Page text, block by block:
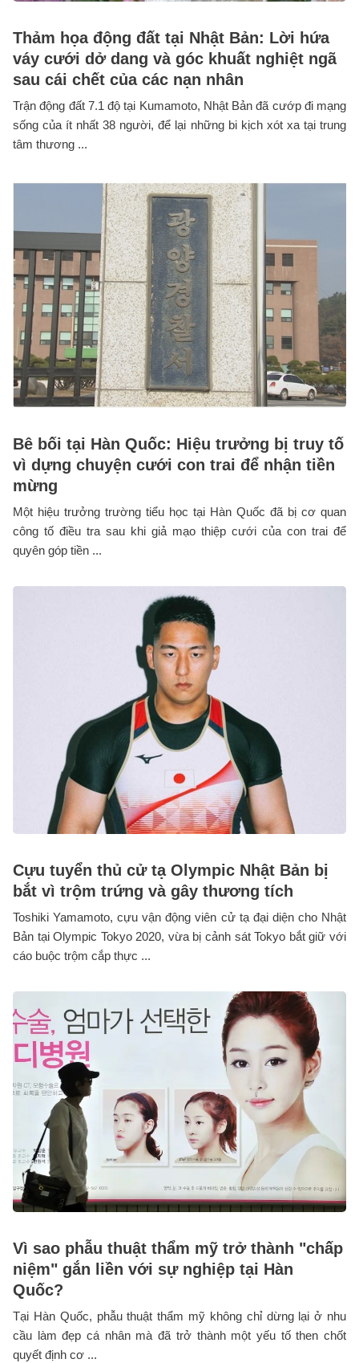
Thảm họa động đất tại Nhật Bản: Lời hứa
váy cưới dở dang và góc khuất nghiệt ngã
sau cái chết của các nạn nhân
Trận động đất 7.1 độ tại Kumamoto, Nhật Bản đã cướp đi mạng
sống của ít nhất 38 người, để lại những bi kịch xót xa tại trung
tâm thương ...
Bê bối tại Hàn Quốc: Hiệu trưởng bị truy tố
vì dựng chuyện cưới con trai để nhận tiền
mừng
Một hiệu trưởng trường tiểu học tại Hàn Quốc đã bị cơ quan
công tố điều tra sau khi giả mạo thiệp cưới của con trai để
quyên góp tiền ...
Cựu tuyển thủ cử tạ Olympic Nhật Bản bị
bắt vì trộm trứng và gây thương tích
Toshiki Yamamoto, cựu vận động viên cử tạ đại diện cho Nhật
Bản tại Olympic Tokyo 2020, vừa bị cảnh sát Tokyo bắt giữ với
cáo buộc trộm cắp thực ...
Vì sao phẫu thuật thẩm mỹ trở thành "chấp
niệm" gắn liền với sự nghiệp tại Hàn
Quốc?
Tại Hàn Quốc, phẫu thuật thẩm mỹ không chỉ dừng lại ở nhu
cầu làm đẹp cá nhân mà đã trở thành một yếu tố then chốt
quyết định cơ ...